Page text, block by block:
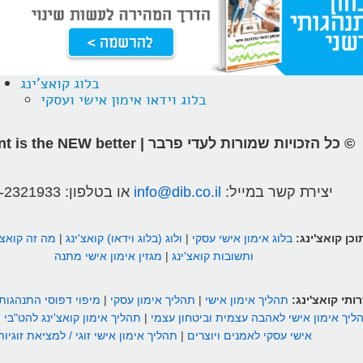
הרצאות
בלוג קואצ'ינג
בלוג קואצ'ינג
בלוג וידאו אימון אישי ועסקי
© כל הזכויות שמורות לעדי פרבר | different is the NEW better
יצירת קשר במייל: info@dib.co.il או בטלפון: 2321933
קואצ'ינג: בלוג אימון אישי עסקי | ולוג (בלוג וידאו) קואצ'ינג | מה זה
ותשובות קואצ'ינג | מגזין אימון אישי מתנה
קואצ'ינג: תהליך אימון אישי | תהליך אימון עסקי | מיפוי דפוסי
אימון אישי לאהבה עצמית וביטחון עצמי | תהליך אימון קואצ'ינג להט"בי
אישי עסקי לאמנים ויוצרים | תהליך אימון אישי זוגי / למציאת